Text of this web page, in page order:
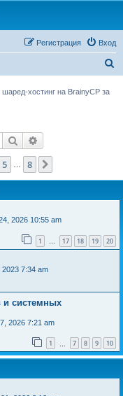
Вход
Регистрация
шаред-хостинг на BrainyCP за
Поиск
5 8
2026 10:55 am
1 … 17 18 19 20
2023 7:34 am
и системных
2026 7:21 am
1 7 8 9 10